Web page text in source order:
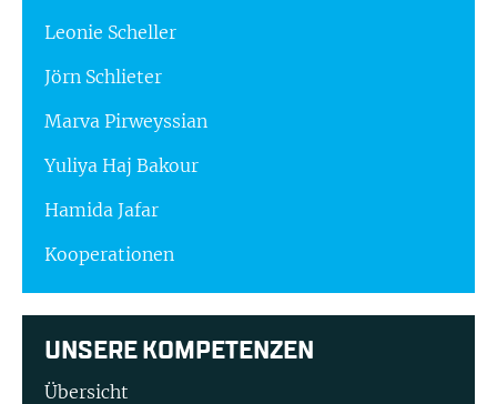
Leonie Scheller
Jörn Schlieter
Marva Pirweyssian
Yuliya Haj Bakour
Hamida Jafar
Kooperationen
UNSERE KOMPETENZEN
Übersicht